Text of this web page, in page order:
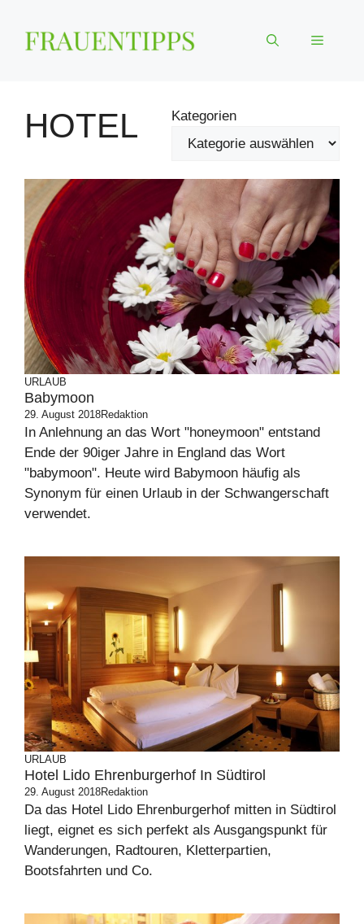
Inhalt
springen
Menü
HOTEL Kategorien
URLAUB
Babymoon
29. August 2018Redaktion
In Anlehnung an das Wort "honeymoon" entstand
Ende der 90iger Jahre in England das Wort
"babymoon". Heute wird Babymoon häufig als
Synonym für einen Urlaub in der Schwangerschaft
verwendet.
URLAUB
Hotel Lido Ehrenburgerhof In Südtirol
29. August 2018Redaktion
Da das Hotel Lido Ehrenburgerhof mitten in Südtirol
liegt, eignet es sich perfekt als Ausgangspunkt für
Wanderungen, Radtouren, Kletterpartien,
Bootsfahrten und Co.